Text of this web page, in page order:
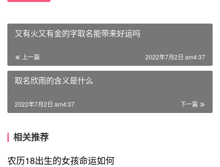
又有火又有金的字取名能带来好运吗
上一篇 2022年7月2日 am4:37
取名欣雨的含义是什么
下一篇
2022年7月2日 am4:37
相关推荐
农历18出生的女孩命运如何